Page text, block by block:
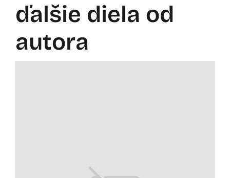
ďalšie diela od
autora